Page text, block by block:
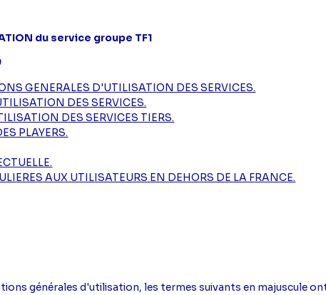
du service groupe TF1
GENERALES D'UTILISATION DES SERVICES.
DES SERVICES.
DES SERVICES TIERS.
PLAYERS.
AUX UTILISATEURS EN DEHORS DE LA FRANCE.
générales d'utilisation, les termes suivants en majuscule